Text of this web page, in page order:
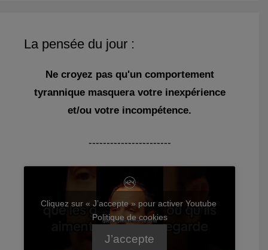
La pensée du jour :
Ne croyez pas qu'un comportement
tyrannique masquera votre inexpérience
et/ou votre incompétence.
-----------------------
Cliquez sur « J’accepte » pour activer Youtube
Politique de cookies
J’accepte